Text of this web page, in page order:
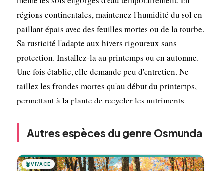
régions continentales, maintenez l'humidité du sol en
paillant épais avec des feuilles mortes ou de la tourbe.
Sa rusticité l'adapte aux hivers rigoureux sans
protection. Installez-la au printemps ou en automne.
Une fois établie, elle demande peu d'entretien. Ne
taillez les frondes mortes qu'au début du printemps,
permettant à la plante de recycler les nutriments.
Autres espèces du genre Osmunda
🪴VIVACE